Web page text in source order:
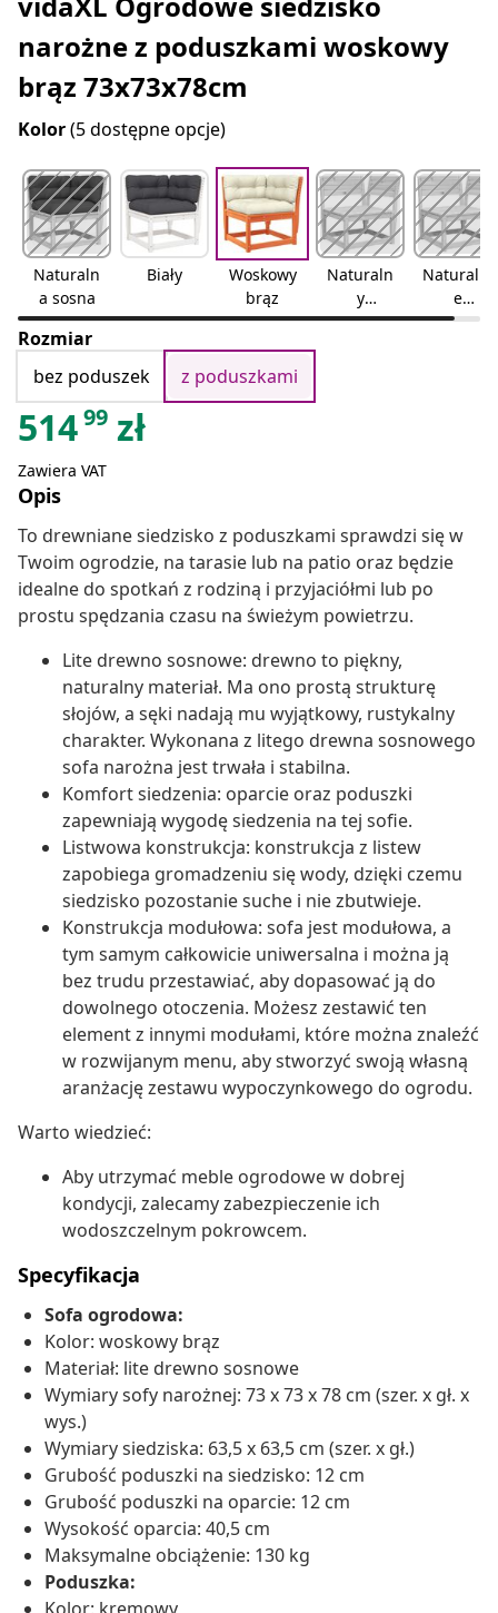
narożne z poduszkami woskowy
brąz 73x73x78cm
Kolor(5 dostępne opcje)
Naturaln
a sosna
Biały
Woskowy
brąz
Naturaln
y
daglezja
Naturalni
e
impregn
Rozmiar
bez poduszek
z poduszkami
51499 zł
Zawiera VAT
Opis
To drewniane siedzisko z poduszkami sprawdzi się w
Twoim ogrodzie, na tarasie lub na patio oraz będzie
idealne do spotkań z rodziną i przyjaciółmi lub po
prostu spędzania czasu na świeżym powietrzu.
Lite drewno sosnowe: drewno to piękny,
naturalny materiał. Ma ono prostą strukturę
słojów, a sęki nadają mu wyjątkowy, rustykalny
charakter. Wykonana z litego drewna sosnowego
sofa narożna jest trwała i stabilna.
Komfort siedzenia: oparcie oraz poduszki
zapewniają wygodę siedzenia na tej sofie.
Listwowa konstrukcja: konstrukcja z listew
zapobiega gromadzeniu się wody, dzięki czemu
siedzisko pozostanie suche i nie zbutwieje.
Konstrukcja modułowa: sofa jest modułowa, a
tym samym całkowicie uniwersalna i można ją
bez trudu przestawiać, aby dopasować ją do
dowolnego otoczenia. Możesz zestawić ten
element z innymi modułami, które można znaleźć
w rozwijanym menu, aby stworzyć swoją własną
aranżację zestawu wypoczynkowego do ogrodu.
Warto wiedzieć:
Aby utrzymać meble ogrodowe w dobrej
kondycji, zalecamy zabezpieczenie ich
wodoszczelnym pokrowcem.
Specyfikacja
Sofa ogrodowa:
Kolor: woskowy brąz
Materiał: lite drewno sosnowe
Wymiary sofy narożnej: 73 x 73 x 78 cm (szer. x gł. x
wys.)
Wymiary siedziska: 63,5 x 63,5 cm (szer. x gł.)
Grubość poduszki na siedzisko: 12 cm
Grubość poduszki na oparcie: 12 cm
Wysokość oparcia: 40,5 cm
Maksymalne obciążenie: 130 kg
Poduszka: